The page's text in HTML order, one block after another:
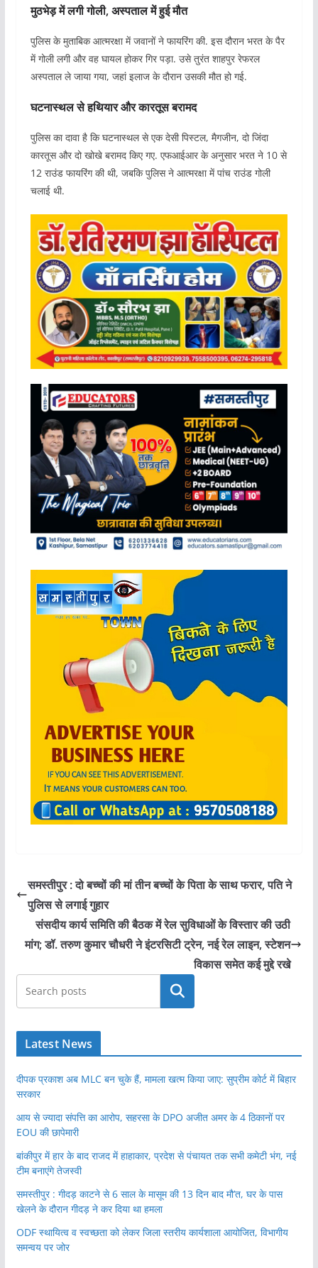
मुठभेड़ में लगी गोली, अस्पताल में हुई मौत
पुलिस के मुताबिक आत्मरक्षा में जवानों ने फायरिंग की. इस दौरान भरत के पैर
में गोली लगी और वह घायल होकर गिर पड़ा. उसे तुरंत शाहपुर रेफरल
अस्पताल ले जाया गया, जहां इलाज के दौरान उसकी मौत हो गई.
घटनास्थल से हथियार और कारतूस बरामद
पुलिस का दावा है कि घटनास्थल से एक देसी पिस्टल, मैगजीन, दो जिंदा
कारतूस और दो खोखे बरामद किए गए. एफआईआर के अनुसार भरत ने 10 से
12 राउंड फायरिंग की थी, जबकि पुलिस ने आत्मरक्षा में पांच राउंड गोली
चलाई थी.
समस्तीपुर : दो बच्चों की मां तीन बच्चों के पिता के साथ फरार, पति ने
पुलिस से लगाई गुहार
संसदीय कार्य समिति की बैठक में रेल सुविधाओं के विस्तार की उठी
मांग; डॉ. तरुण कुमार चौधरी ने इंटरसिटी ट्रेन, नई रेल लाइन, स्टेशन
विकास समेत कई मुद्दे रखे
खोजें
Latest News
दीपक प्रकाश अब MLC बन चुके हैं, मामला खत्म किया जाए: सुप्रीम कोर्ट में बिहार
सरकार
आय से ज्यादा संपत्ति का आरोप, सहरसा के DPO अजीत अमर के 4 ठिकानों पर
EOU की छापेमारी
बांकीपुर में हार के बाद राजद में हाहाकार, प्रदेश से पंचायत तक सभी कमेटी भंग, नई
टीम बनाएंगे तेजस्वी
समस्तीपुर : गीदड़ काटने से 6 साल के मासूम की 13 दिन बाद मौ’त, घर के पास
खेलने के दौरान गीदड़ ने कर दिया था हमला
ODF स्थायित्व व स्वच्छता को लेकर जिला स्तरीय कार्यशाला आयोजित, विभागीय
समन्वय पर जोर